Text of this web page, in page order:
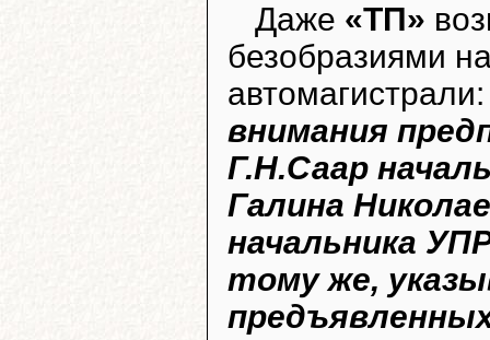
Даже «ТП»
безобразиями
внимания
Г.Н.Саар
Галина
начальника
тому же,